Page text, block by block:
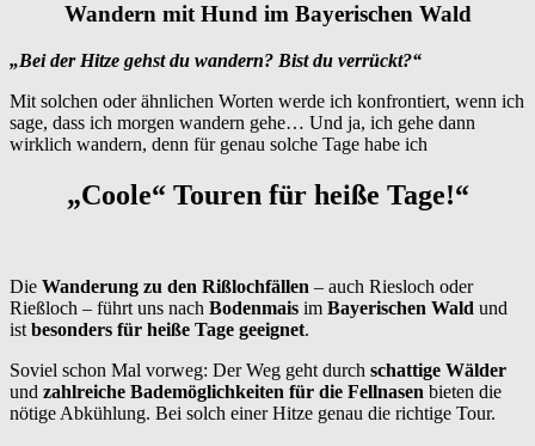
Wandern mit Hund im Bayerischen Wald
„Bei der Hitze gehst du wandern? Bist du verrückt?“
Mit solchen oder ähnlichen Worten werde ich konfrontiert, wenn ich
sage, dass ich morgen wandern gehe… Und ja, ich gehe dann
wirklich wandern, denn für genau solche Tage habe ich
„Coole“ Touren für heiße Tage!“
Die Wanderung zu den Rißlochfällen – auch Riesloch oder
Rießloch – führt uns nach Bodenmais im Bayerischen Wald und
ist besonders für heiße Tage geeignet.
Soviel schon Mal vorweg: Der Weg geht durch schattige Wälder
und zahlreiche Bademöglichkeiten für die Fellnasen bieten die
nötige Abkühlung. Bei solch einer Hitze genau die richtige Tour.